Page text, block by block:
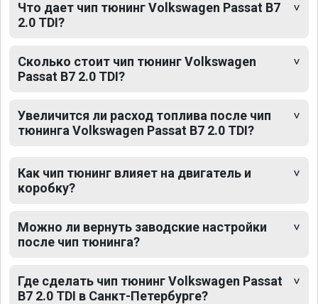
Что дает чип тюнинг Volkswagen Passat B7
2.0 TDI?
Сколько стоит чип тюнинг Volkswagen
Passat B7 2.0 TDI?
Увеличится ли расход топлива после чип
тюнинга Volkswagen Passat B7 2.0 TDI?
Как чип тюнинг влияет на двигатель и
коробку?
Можно ли вернуть заводские настройки
после чип тюнинга?
Где сделать чип тюнинг Volkswagen Passat
B7 2.0 TDI в Санкт-Петербурге?